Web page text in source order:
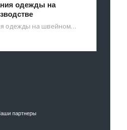
одежды на
одежды на швейном…
партнеры